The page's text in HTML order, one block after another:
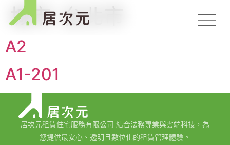
城市:台北市
A2
A1-201
居次元租賃住宅服務有限公司 結合法務專業與雲端科技，為
您提供最安心、透明且數位化的租賃管理體驗。